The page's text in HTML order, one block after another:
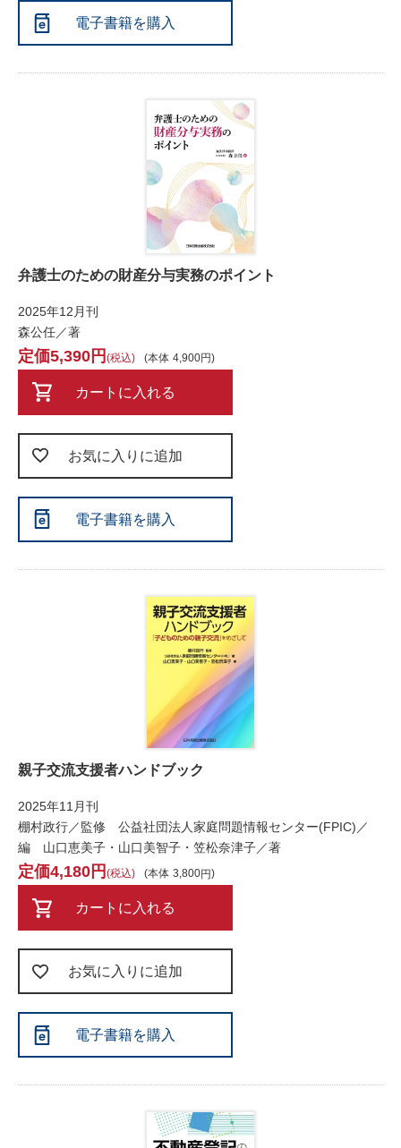
電子書籍を購入
弁護士のための財産分与実務のポイント
2025年12月刊
森公任／著
本体 4,900
5,390 税込
カートに入れる
お気に入りに追加
電子書籍を購入
親子交流支援者ハンドブック
2025年11月刊
棚村政行／監修 公益社団法人家庭問題情報センター(FPIC)／
編 山口恵美子・山口美智子・笠松奈津子／著
本体 3,800
4,180 税込
カートに入れる
お気に入りに追加
電子書籍を購入